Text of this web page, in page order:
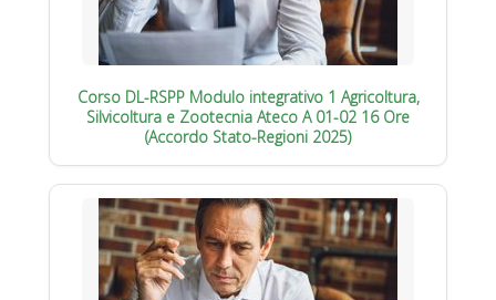
Corso DL-RSPP Modulo integrativo 1 Agricoltura,
Silvicoltura e Zootecnia Ateco A 01-02 16 Ore
(Accordo Stato-Regioni 2025)